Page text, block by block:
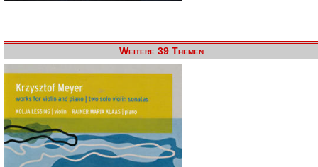
Weitere 39 Themen